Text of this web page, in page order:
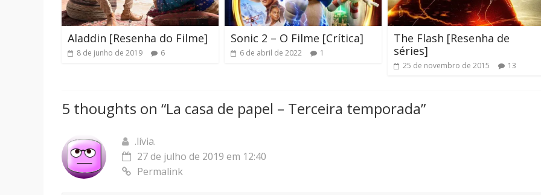
Aladdin [Resenha do Filme]
8 de junho de 2019 6
Sonic 2 – O Filme [Crítica]
6 de abril de 2022 1
The Flash [Resenha de
séries]
25 de novembro de 2015 13
5 thoughts on “La casa de papel – Terceira temporada”
.lívia.
27 de julho de 2019 em 12:40
Permalink